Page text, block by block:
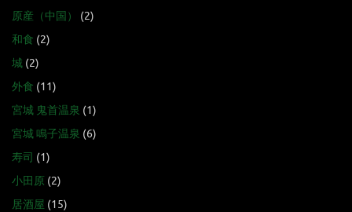
原産（中国）
(2)
和食 (2)
城 (2)
外食 (11)
宮城 鬼首温泉 (1)
宮城 鳴子温泉 (6)
寿司 (1)
小田原 (2)
居酒屋 (15)